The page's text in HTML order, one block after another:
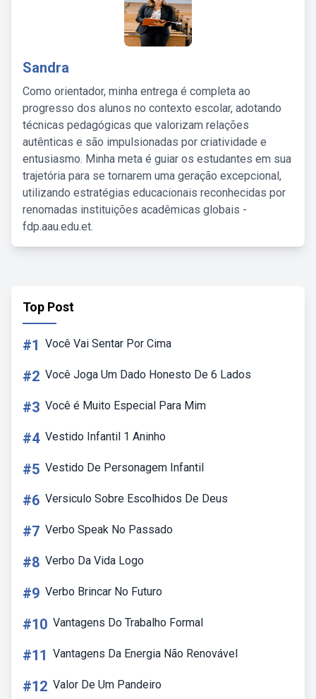
Sandra
Como orientador, minha entrega é completa ao
progresso dos alunos no contexto escolar, adotando
técnicas pedagógicas que valorizam relações
autênticas e são impulsionadas por criatividade e
entusiasmo. Minha meta é guiar os estudantes em sua
trajetória para se tornarem uma geração excepcional,
utilizando estratégias educacionais reconhecidas por
renomadas instituições acadêmicas globais -
fdp.aau.edu.et.
Top Post
#1 Você Vai Sentar Por Cima
#2 Você Joga Um Dado Honesto De 6 Lados
#3 Você é Muito Especial Para Mim
#4 Vestido Infantil 1 Aninho
#5 Vestido De Personagem Infantil
#6 Versiculo Sobre Escolhidos De Deus
#7 Verbo Speak No Passado
#8 Verbo Da Vida Logo
#9 Verbo Brincar No Futuro
#10 Vantagens Do Trabalho Formal
#11 Vantagens Da Energia Não Renovável
#12 Valor De Um Pandeiro